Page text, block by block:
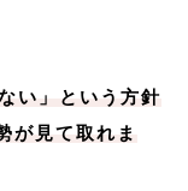
い」という方針
が見て取れま